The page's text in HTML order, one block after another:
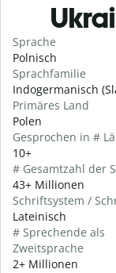
Sprache
Polnisch
Sprachfamilie
Indogermanisch
Primäres Land
Polen
Gesprochen in #
10+
# Gesamtzahl der
43+ Millionen
Schriftsystem /
Lateinisch
# Sprechende als
Zweitsprache
2+ Millionen